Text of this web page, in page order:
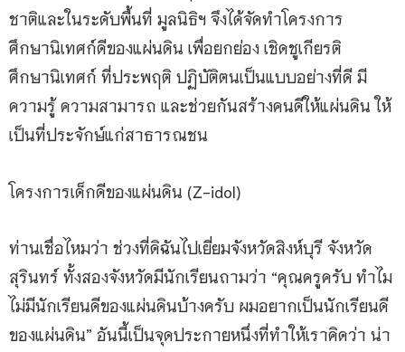
ชาติและในระดับพื้นที่ มูลนิธิฯ จึงได้จัดทำโครงการ
ศึกษานิเทศก์ดีของแผ่นดิน เพื่อยกย่อง เชิดชูเกียรติ
ศึกษานิเทศก์ ที่ประพฤติ ปฏิบัติตนเป็นแบบอย่างที่ดี มี
ความรู้ ความสามารถ และช่วยกันสร้างคนดีให้แผ่นดิน ให้
เป็นที่ประจักษ์แก่สาธารณชน
โครงการเด็กดีของแผ่นดิน (Z-idol)
ท่านเชื่อไหมว่า ช่วงที่ดิฉันไปเยี่ยมจังหวัดสิงห์บุรี จังหวัด
สุรินทร์ ทั้งสองจังหวัดมีนักเรียนถามว่า “คุณครูครับ ทำไม
ไม่มีนักเรียนดีของแผ่นดินบ้างครับ ผมอยากเป็นนักเรียนดี
ของแผ่นดิน” อันนี้เป็นจุดประกายหนึ่งที่ทำให้เราคิดว่า น่า